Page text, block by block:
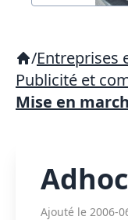
/Entreprises
Publicité et
Mise en
Ajouté le 2006-